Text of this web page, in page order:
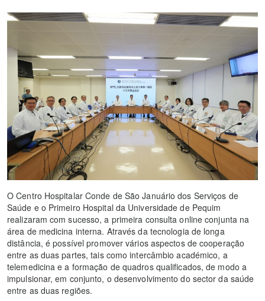
O Centro Hospitalar Conde de São Januário dos Serviços de
Saúde e o Primeiro Hospital da Universidade de Pequim
realizaram com sucesso, a primeira consulta online conjunta na
área de medicina interna. Através da tecnologia de longa
distância, é possível promover vários aspectos de cooperação
entre as duas partes, tais como intercâmbio académico, a
telemedicina e a formação de quadros qualificados, de modo a
impulsionar, em conjunto, o desenvolvimento do sector da saúde
entre as duas regiões.